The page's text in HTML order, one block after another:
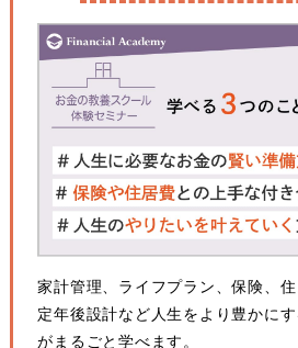
家計管理、ライフプラン、保険、住
定年後設計など人生をより豊かに
がまるごと学べます。